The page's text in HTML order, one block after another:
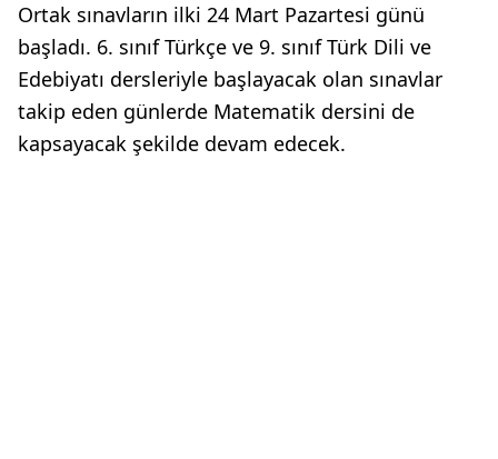
Ortak sınavların ilki 24 Mart Pazartesi günü
başladı. 6. sınıf Türkçe ve 9. sınıf Türk Dili ve
Edebiyatı dersleriyle başlayacak olan sınavlar
takip eden günlerde Matematik dersini de
kapsayacak şekilde devam edecek.